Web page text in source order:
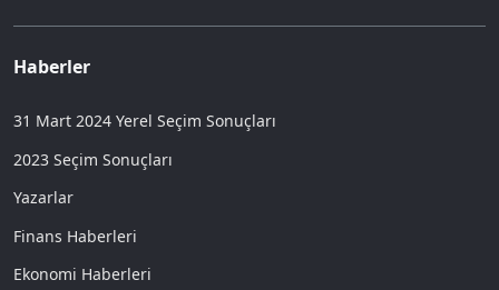
Haberler
31 Mart 2024 Yerel Seçim Sonuçları
2023 Seçim Sonuçları
Yazarlar
Finans Haberleri
Ekonomi Haberleri